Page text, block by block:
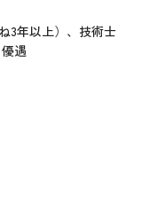
3年以上）、技術士
遇